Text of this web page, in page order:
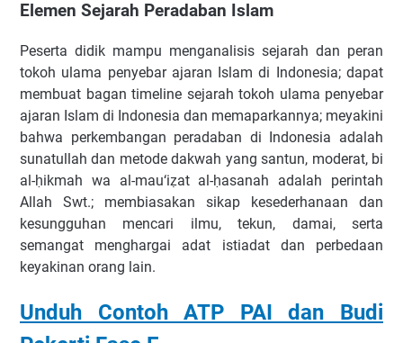
Elemen Sejarah Peradaban Islam
Peserta didik mampu menganalisis sejarah dan peran
tokoh ulama penyebar ajaran Islam di Indonesia; dapat
membuat bagan timeline sejarah tokoh ulama penyebar
ajaran Islam di Indonesia dan memaparkannya; meyakini
bahwa perkembangan peradaban di Indonesia adalah
sunatullah dan metode dakwah yang santun, moderat, bi
al-ḥikmah wa al-mau‘iẓat al-ḥasanah adalah perintah
Allah Swt.; membiasakan sikap kesederhanaan dan
kesungguhan mencari ilmu, tekun, damai, serta
semangat menghargai adat istiadat dan perbedaan
keyakinan orang lain.
Unduh Contoh ATP PAI dan Budi